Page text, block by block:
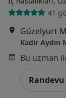
41
Kadir Aydın